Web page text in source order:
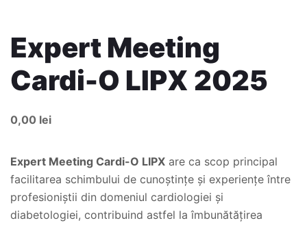
Expert Meeting
Cardi-O LIPX 2025
0,00 lei
Expert Meeting Cardi-O LIPX are ca scop principal
facilitarea schimbului de cunoștințe și experiențe între
profesioniștii din domeniul cardiologiei și
diabetologiei, contribuind astfel la îmbunătățirea